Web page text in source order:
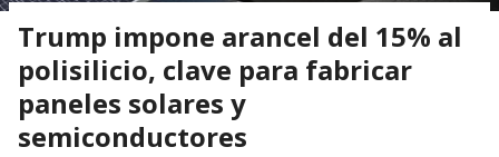
Trump impone arancel del 15% al
polisilicio, clave para fabricar
paneles solares y
semiconductores